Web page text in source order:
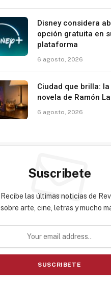
Disney considera
opción gratuita en
plataforma
6 agosto, 2026
Ciudad que brilla:
novela de Ramón
6 agosto, 2026
Suscribete
Recibe las últimas noticias de
sobre arte, cine, letras y mucho